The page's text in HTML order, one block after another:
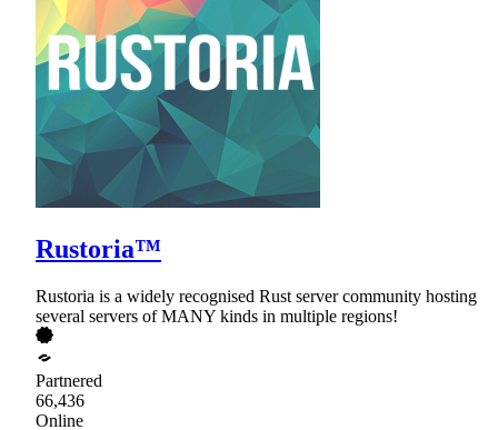
Rustoria™
Rustoria is a widely recognised Rust server community hosting
several servers of MANY kinds in multiple regions!
Partnered
66,436
Online